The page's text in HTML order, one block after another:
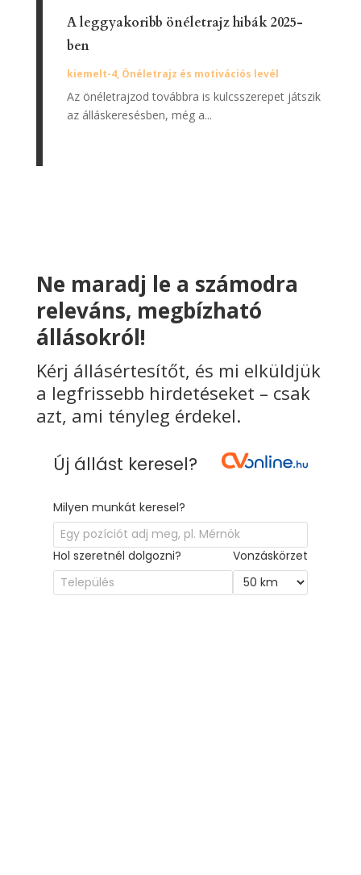
A leggyakoribb önéletrajz hibák 2025-
ben
kiemelt-4, Önéletrajz és motivációs levél
Az önéletrajzod továbbra is kulcsszerepet játszik
az álláskeresésben, még a...
Ne maradj le a számodra
releváns, megbízható
állásokról!
Kérj állásértesítőt, és mi elküldjük
a legfrissebb hirdetéseket – csak
azt, ami tényleg érdekel.